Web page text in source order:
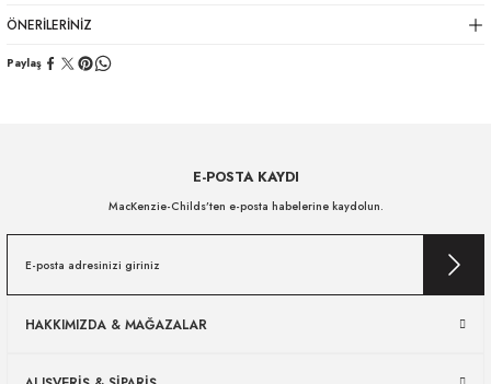
ÖNERILERINIZ
Paylaş
E-POSTA KAYDI
MacKenzie-Childs’ten e-posta habelerine kaydolun.
HAKKIMIZDA & MAĞAZALAR